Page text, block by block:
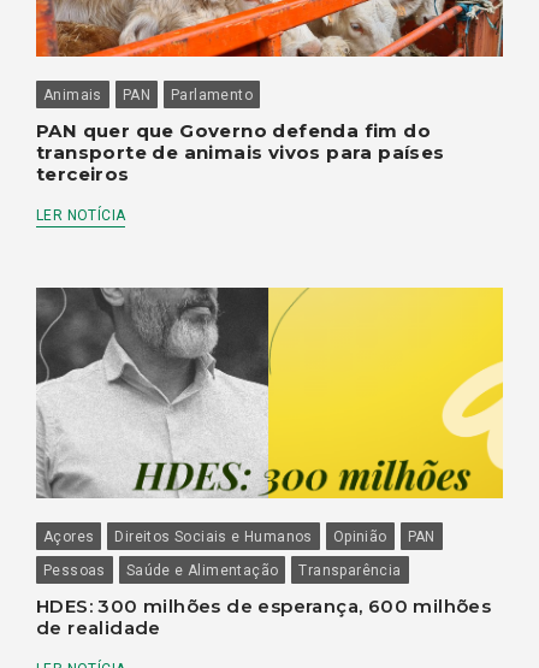
Animais PAN Parlamento
PAN quer que Governo defenda fim do
transporte de animais vivos para países
terceiros
LER NOTÍCIA
Açores Direitos Sociais e Humanos Opinião
PAN
Pessoas
Saúde e Alimentação Transparência
HDES: 300 milhões de esperança, 600 milhões
de realidade